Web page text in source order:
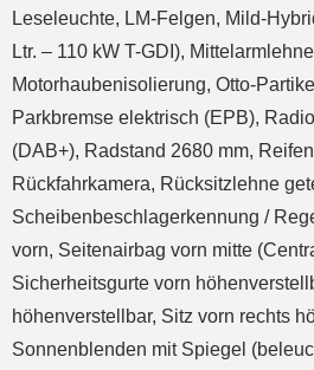
Leseleuchte, LM-Felgen, Mild-
Ltr. – 110 kW T-GDI),
Motorhaubenisolierung, Otto-
Parkbremse elektrisch (EPB),
(DAB+), Radstand 2680 mm,
Rückfahrkamera, Rücksitzlehne
Scheibenbeschlagerkennung /
vorn, Seitenairbag vorn mitte
Sicherheitsgurte vorn
höhenverstellbar, Sitz vorn rechts
Sonnenblenden mit Spiegel